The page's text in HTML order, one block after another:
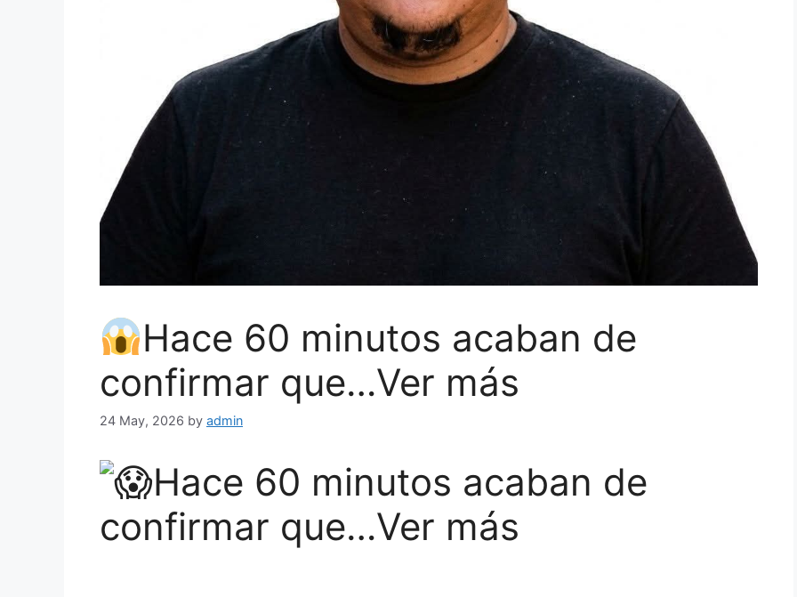
Hace 60 minutos acaban de
confirmar que…Ver más
24 May, 2026 by admin
Hace 60 minutos acaban de
confirmar que…Ver más